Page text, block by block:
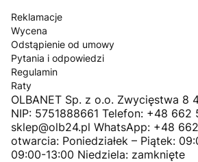
Reklamacje
Wycena
Odstąpienie od umowy
Pytania i odpowiedzi
Regulamin
Raty
OLBANET Sp. z o.o. Zwycięstwa 8
NIP: 5751888661 Telefon: +48 662
sklep@olb24.pl WhatsApp: +48
otwarcia: Poniedziałek – Piątek:
09:00-13:00 Niedziela: zamknięte